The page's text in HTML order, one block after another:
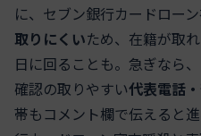
に、セブン銀行カードロー
取りにくいため、在籍が取
日に回ることも。急ぎなら
確認の取りやすい代表電話
帯もコメント欄で伝えると